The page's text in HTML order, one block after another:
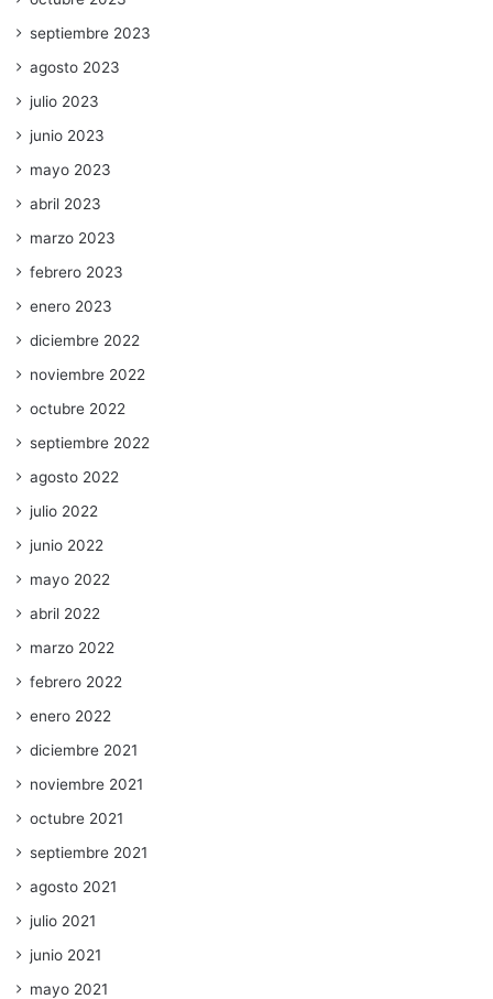
septiembre 2023
agosto 2023
julio 2023
junio 2023
mayo 2023
abril 2023
marzo 2023
febrero 2023
enero 2023
diciembre 2022
noviembre 2022
octubre 2022
septiembre 2022
agosto 2022
julio 2022
junio 2022
mayo 2022
abril 2022
marzo 2022
febrero 2022
enero 2022
diciembre 2021
noviembre 2021
octubre 2021
septiembre 2021
agosto 2021
julio 2021
junio 2021
mayo 2021